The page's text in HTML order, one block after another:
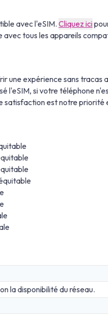
avec l'eSIM. Cliquez ici
tous les appareils
une expérience sans
l'eSIM, si votre téléphone
est notre priorité
la disponibilité du réseau.